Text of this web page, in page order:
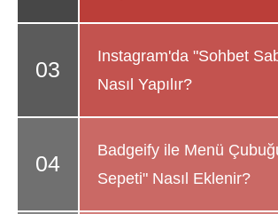
Instagram'da "Sohbet
Nasıl Yapılır?
Badgeify ile Menü
Sepeti" Nasıl Eklenir?